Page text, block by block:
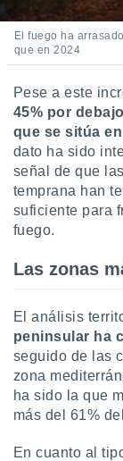
El fuego ha
que en 2024
Pese a este
45% por
que se sitúa
dato ha sido
señal de que
temprana han
suficiente para
fuego.
Las zonas
El análisis
peninsular ha
seguido de las
zona
ha sido la que
más del 61%
En cuanto al